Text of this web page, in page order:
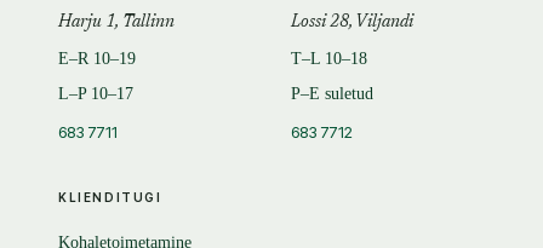
KLIENDITUGI
Kohaletoimetamine
Harju 1, Tallinn
E–R 10–19
L–P 10–17
683 7711
Lossi 28, Viljandi
T–L 10–18
P–E suletud
683 7712